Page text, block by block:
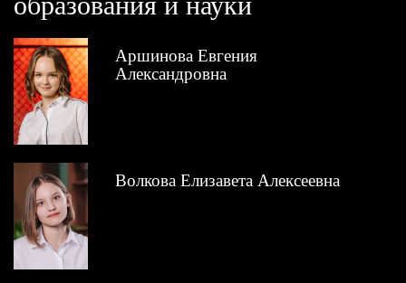
Аршинова Евгения
Александровна
Волкова Елизавета Алексеевна